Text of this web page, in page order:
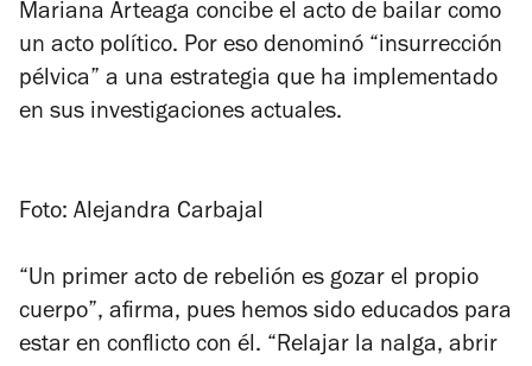
Mariana Arteaga concibe el acto de bailar como
un acto político. Por eso denominó “insurrección
pélvica” a una estrategia que ha implementado
en sus investigaciones actuales.
Foto: Alejandra Carbajal
“Un primer acto de rebelión es gozar el propio
cuerpo”, afirma, pues hemos sido educados para
estar en conflicto con él. “Relajar la nalga, abrir